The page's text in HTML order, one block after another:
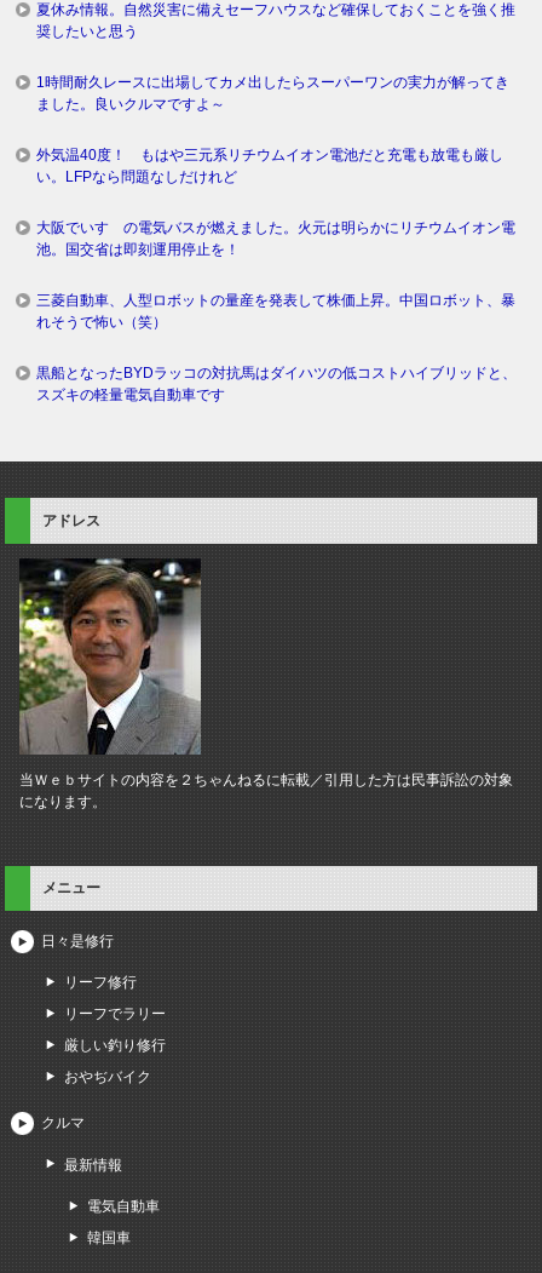
夏休み情報。自然災害に備えセーフハウスなど確保しておくことを強く推
奨したいと思う
1時間耐久レースに出場してカメ出したらスーパーワンの実力が解ってき
ました。良いクルマですよ～
外気温40度！ もはや三元系リチウムイオン電池だと充電も放電も厳し
い。LFPなら問題なしだけれど
大阪でいすゞの電気バスが燃えました。火元は明らかにリチウムイオン電
池。国交省は即刻運用停止を！
三菱自動車、人型ロボットの量産を発表して株価上昇。中国ロボット、暴
れそうで怖い（笑）
黒船となったBYDラッコの対抗馬はダイハツの低コストハイブリッドと、
スズキの軽量電気自動車です
アドレス
当Ｗｅｂサイトの内容を２ちゃんねるに転載／引用した方は民事訴訟の対象
になります。
メニュー
日々是修行
リーフ修行
リーフでラリー
厳しい釣り修行
おやぢバイク
クルマ
最新情報
電気自動車
韓国車